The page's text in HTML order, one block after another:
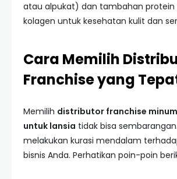
atau alpukat) dan tambahan protein
kolagen untuk kesehatan kulit dan
Cara Memilih
Franchise yang
Memilih distributor franchise
untuk lansia tidak bisa
melakukan kurasi mendalam
bisnis Anda. Perhatikan poin-poin